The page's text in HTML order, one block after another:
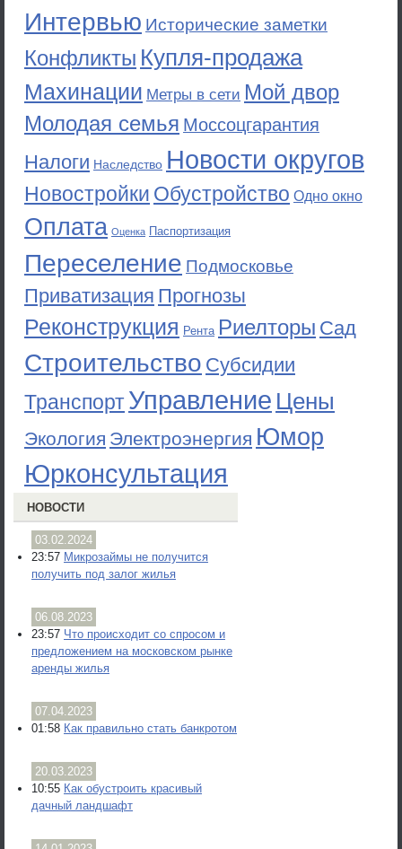
Интервью Исторические заметки
Конфликты Купля-продажа
Махинации Метры в сети Мой двор
Молодая семья Моссоцгарантия
Налоги Наследство Новости округов
Новостройки Обустройство Одно окно
Оплата Оценка Паспортизация
Переселение Подмосковье
Приватизация Прогнозы
Реконструкция Рента Риелторы Сад
Строительство Субсидии
ТранспортУправление Цены
Экология Электроэнергия Юмор
Юрконсультация
НОВОСТИ
03.02.2024
23:57 Микрозаймы не получится
получить под залог жилья
06.08.2023
23:57 Что происходит со спросом и
предложением на московском рынке
аренды жилья
07.04.2023
01:58 Как правильно стать банкротом
20.03.2023
10:55 Как обустроить красивый
дачный ландшафт